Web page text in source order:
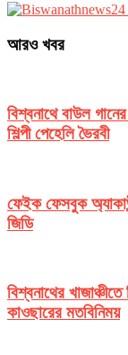
আরও খবর
বিশ্বনাথে বাউল
শিল্পী পেহেলি ভৈরবী
ফেইক ফেসবুক
জিডি
বিশ্বনাথের
কাওছারের মতবিনিময়